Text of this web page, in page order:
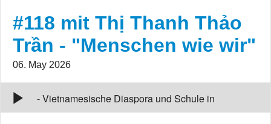
#118 mit Thị Thanh Thảo
Trần - "Menschen wie wir"
06. May 2026#118 mit Thị Thanh Thảo Trần - "Menschen wie
wir"
-Vietnamesische Diaspora und Schule in
Deutschland